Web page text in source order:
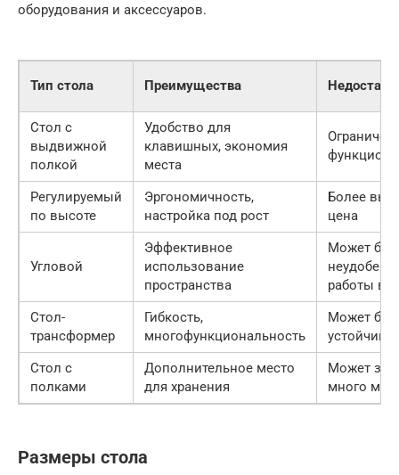
оборудования и аксессуаров.
Тип стола Преимущества
Стол с
выдвижной
полкой
Удобство для
клавишных, экономия
места
Регулируемый
по высоте
Эргономичность,
настройка под рост
Более
цена
Угловой
Эффективное
использование
пространства
Может
неудобен
работы в
Стол-
трансформер
Гибкость,
многофункциональность
Может
Стол с
полками
Дополнительное место
для хранения
Может
много
Размеры стола